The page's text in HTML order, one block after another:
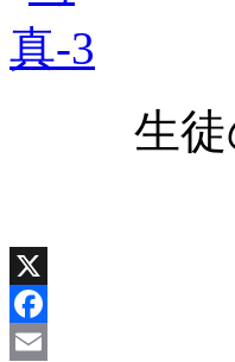
生
X
Facebook